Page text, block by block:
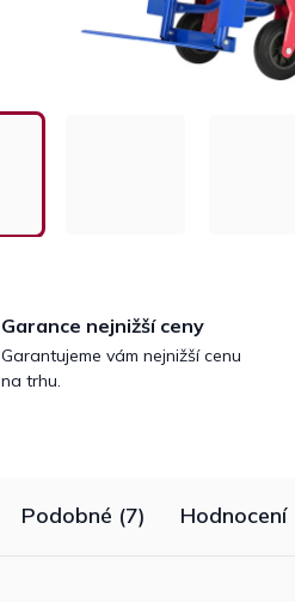
Garance nejnižší ceny
Garantujeme vám nejnižší cenu
na trhu.
Podobné (7) Hodnocení